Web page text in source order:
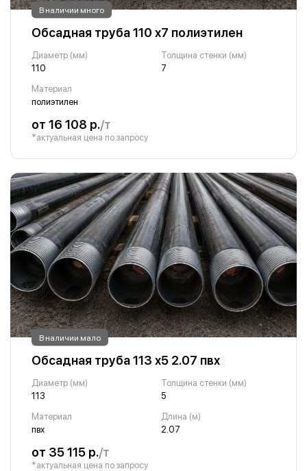
В наличии много
Обсадная труба 110 х7 полиэтилен
Диаметр (мм)
110
Толщина стенки (мм)
7
Материал
полиэтилен
от 16 108 р./т
*актуальная цена по запросу
В наличии мало
Обсадная труба 113 х5 2.07 пвх
Диаметр (мм)
113
Толщина стенки (мм)
5
Материал
пвх
Длина (м)
2.07
от 35 115 р./т
*актуальная цена по запросу